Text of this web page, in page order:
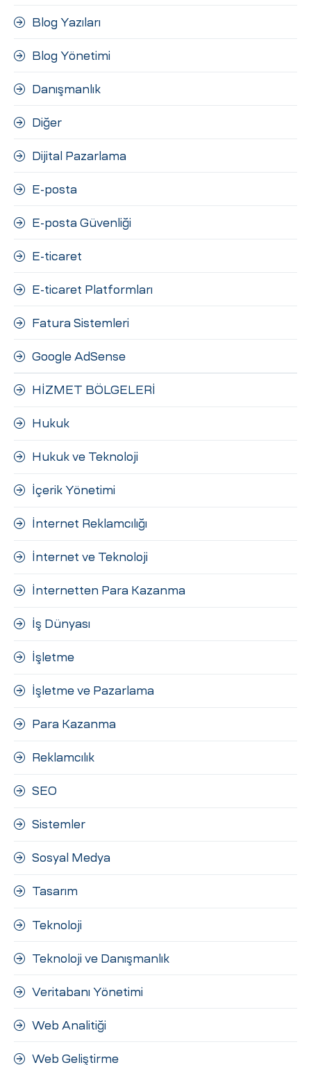
Blog Yazıları
Blog Yönetimi
Danışmanlık
Diğer
Dijital Pazarlama
E-posta
E-posta Güvenliği
E-ticaret
E-ticaret Platformları
Fatura Sistemleri
Google AdSense
HİZMET BÖLGELERİ
Hukuk
Hukuk ve Teknoloji
İçerik Yönetimi
İnternet Reklamcılığı
İnternet ve Teknoloji
İnternetten Para Kazanma
İş Dünyası
İşletme
İşletme ve Pazarlama
Para Kazanma
Reklamcılık
SEO
Sistemler
Sosyal Medya
Tasarım
Teknoloji
Teknoloji ve Danışmanlık
Veritabanı Yönetimi
Web Analitiği
Web Geliştirme